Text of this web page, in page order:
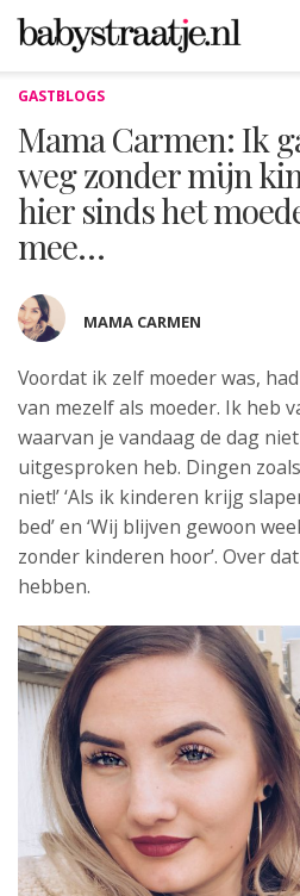
GASTBLOGS
Mama Carmen: Ik
weg zonder mijn
hier sinds het
mee…
MAMA CARMEN
Voordat ik zelf moeder was,
van mezelf als moeder. Ik heb
waarvan je vandaag de dag
uitgesproken heb. Dingen
niet!’ ‘Als ik kinderen krijg
bed’ en ‘Wij blijven gewoon
zonder kinderen hoor’. Over
hebben.